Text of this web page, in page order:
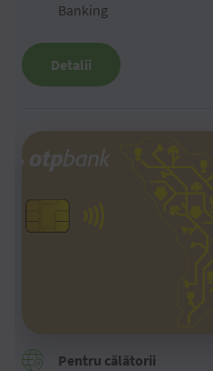
Banking
Detalii
Pentru călătorii